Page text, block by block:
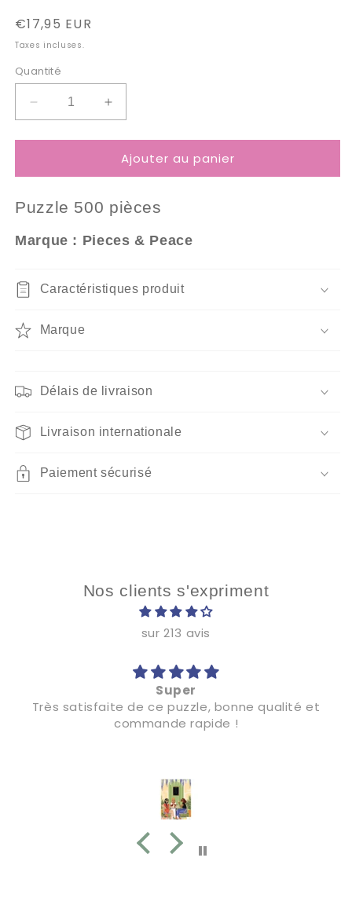
Prix
habituel
€17,95 EUR
Taxes incluses.
Quantité
Réduire
la
quantité
Puzzle
Pièces
&amp;
Ville
Augmenter
la
quantité
de
Puzzle
Pièces
&amp;
Ville
Ajouter au panier
Puzzle 500 pièces
Marque : Pieces & Peace
Caractéristiques produit
Marque
Délais de livraison
Livraison internationale
Paiement sécurisé
Nos clients s'expriment
sur 213 avis
Super
Très satisfaite de ce puzzle, bonne qualité et
commande rapide !